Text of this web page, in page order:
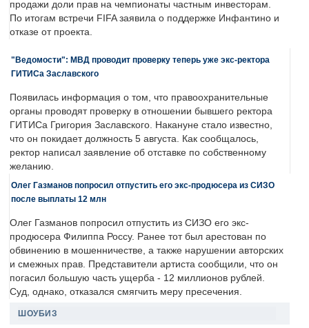
продажи доли прав на чемпионаты частным инвесторам.
По итогам встречи FIFA заявила о поддержке Инфантино и
отказе от проекта.
"Ведомости": МВД проводит проверку теперь уже экс-ректора
ГИТИСа Заславского
Появилась информация о том, что правоохранительные
органы проводят проверку в отношении бывшего ректора
ГИТИСа Григория Заславского. Накануне стало известно,
что он покидает должность 5 августа. Как сообщалось,
ректор написал заявление об отставке по собственному
желанию.
Олег Газманов попросил отпустить его экс-продюсера из СИЗО
после выплаты 12 млн
Олег Газманов попросил отпустить из СИЗО его экс-
продюсера Филиппа Россу. Ранее тот был арестован по
обвинению в мошенничестве, а также нарушении авторских
и смежных прав. Представители артиста сообщили, что он
погасил большую часть ущерба - 12 миллионов рублей.
Суд, однако, отказался смягчить меру пресечения.
ШОУБИЗ